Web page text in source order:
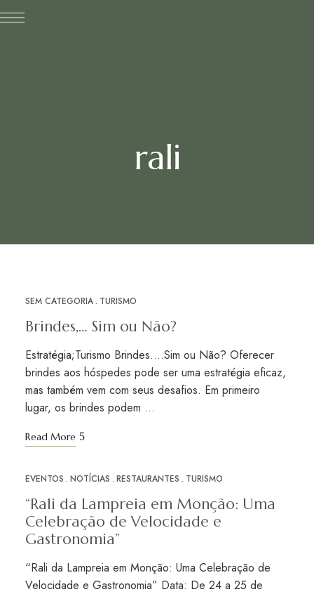
rali
FEV
SEM CATEGORIA TURISMO
Brindes,… Sim ou Não?
Estratégia;Turismo Brindes….Sim ou Não? Oferecer
brindes aos hóspedes pode ser uma estratégia eficaz,
mas também vem com seus desafios. Em primeiro
lugar, os brindes podem …
Read More
JAN
EVENTOS NOTÍCIAS RESTAURANTES TURISMO
“Rali da Lampreia em Monção: Uma
Celebração de Velocidade e
Gastronomia”
“Rali da Lampreia em Monção: Uma Celebração de
Velocidade e Gastronomia” Data: De 24 a 25 de